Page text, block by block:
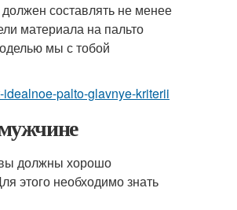
составлять не менее
материала на пальто
мы с тобой
palto-glavnye-kriterii
должны хорошо
этого необходимо знать